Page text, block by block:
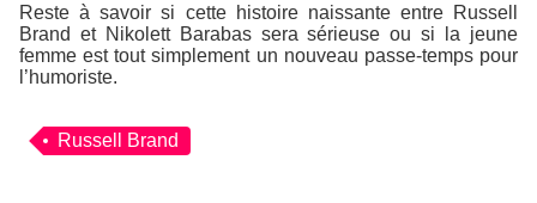
Reste à savoir si cette histoire naissante entre Russell
Brand et Nikolett Barabas sera sérieuse ou si la jeune
femme est tout simplement un nouveau passe-temps pour
l’humoriste.
Russell Brand